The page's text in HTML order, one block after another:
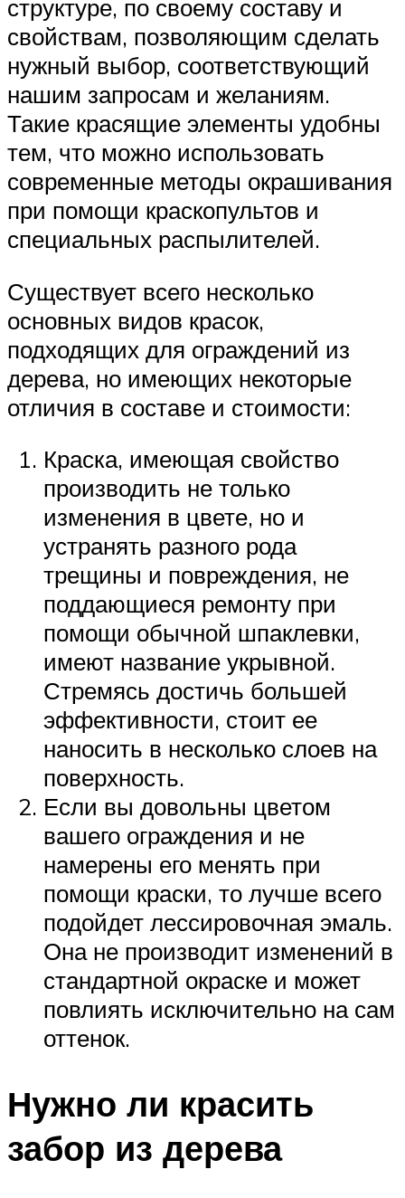
структуре, по своему составу и
свойствам, позволяющим сделать
нужный выбор, соответствующий
нашим запросам и желаниям.
Такие красящие элементы удобны
тем, что можно использовать
современные методы окрашивания
при помощи краскопультов и
специальных распылителей.
Существует всего несколько
основных видов красок,
подходящих для ограждений из
дерева, но имеющих некоторые
отличия в составе и стоимости:
Краска, имеющая свойство
производить не только
изменения в цвете, но и
устранять разного рода
трещины и повреждения, не
поддающиеся ремонту при
помощи обычной шпаклевки,
имеют название укрывной.
Стремясь достичь большей
эффективности, стоит ее
наносить в несколько слоев на
поверхность.
Если вы довольны цветом
вашего ограждения и не
намерены его менять при
помощи краски, то лучше всего
подойдет лессировочная эмаль.
Она не производит изменений в
стандартной окраске и может
повлиять исключительно на сам
оттенок.
Нужно ли красить
забор из дерева